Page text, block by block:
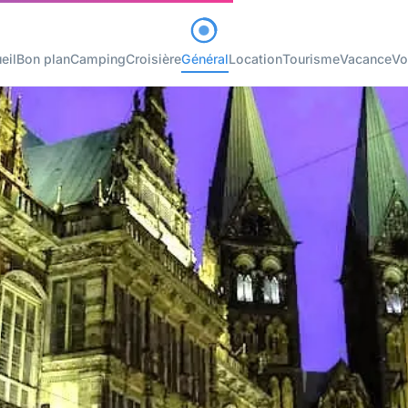
Bon planCampingCroisièreGénéralLocationTourismeVacance